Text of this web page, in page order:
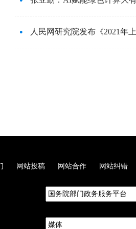
人民网研究院发布《2021年
网站投稿 网站合作 网站纠错